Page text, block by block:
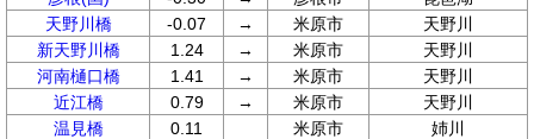
天野川橋
-0.07 → 米原市
天野川
新天野川橋
1.24 → 米原市
天野川
河南樋口橋
1.41 → 米原市
天野川
近江橋
0.79 → 米原市
天野川
温見橋
0.11 米原市
姉川